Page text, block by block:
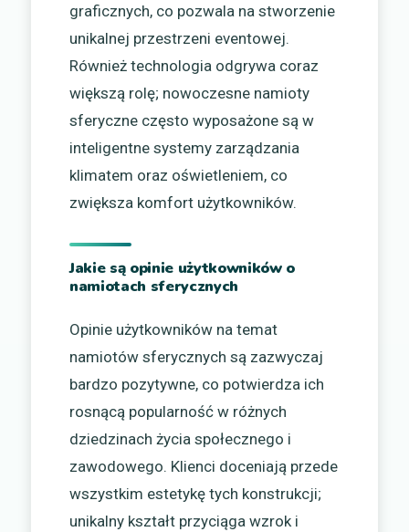
graficznych, co pozwala na stworzenie
unikalnej przestrzeni eventowej.
Również technologia odgrywa coraz
większą rolę; nowoczesne namioty
sferyczne często wyposażone są w
inteligentne systemy zarządzania
klimatem oraz oświetleniem, co
zwiększa komfort użytkowników.
Jakie są opinie użytkowników o
namiotach sferycznych
Opinie użytkowników na temat
namiotów sferycznych są zazwyczaj
bardzo pozytywne, co potwierdza ich
rosnącą popularność w różnych
dziedzinach życia społecznego i
zawodowego. Klienci doceniają przede
wszystkim estetykę tych konstrukcji;
unikalny kształt przyciąga wzrok i